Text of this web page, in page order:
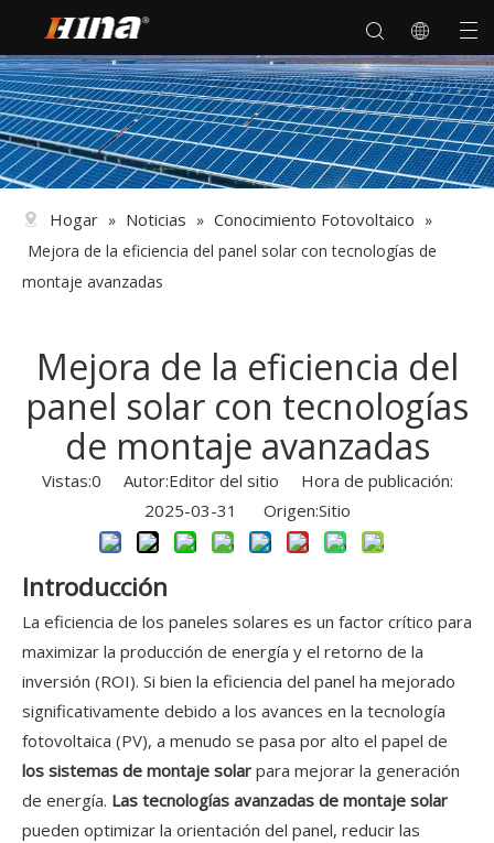
Hogar » Noticias » Conocimiento Fotovoltaico »
Mejora de la eficiencia del panel solar con tecnologías de
montaje avanzadas
Mejora de la eficiencia del
panel solar con tecnologías
de montaje avanzadas
Vistas:0 Autor:Editor del sitio Hora de publicación:
2025-03-31 Origen:Sitio
Introducción
La eficiencia de los paneles solares es un factor crítico para
maximizar la producción de energía y el retorno de la
inversión (ROI). Si bien la eficiencia del panel ha mejorado
significativamente debido a los avances en la tecnología
fotovoltaica (PV), a menudo se pasa por alto el papel de
los sistemas de montaje solar para mejorar la generación
de energía. Las tecnologías avanzadas de montaje solar
pueden optimizar la orientación del panel, reducir las